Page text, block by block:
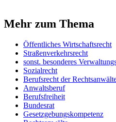
Mehr zum Thema
Öffentliches Wirtschaftsrecht
Straßenverkehrsrecht
sonst. besonderes
Sozialrecht
Berufsrecht der
Anwaltsberuf
Berufsfreiheit
Bundesrat
Gesetzgebungskompetenz